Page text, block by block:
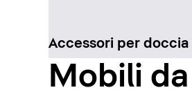
Accessori per doccia
Mobili